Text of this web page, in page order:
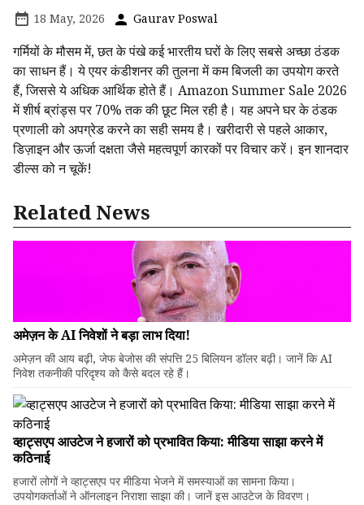
18 May, 2026 Gaurav Poswal
गर्मियों के मौसम में, छत के पंखे कई भारतीय घरों के लिए सबसे अच्छा ठंडक
का साधन हैं। ये एयर कंडीशनर की तुलना में कम बिजली का उपयोग करते
हैं, जिससे ये अधिक आर्थिक होते हैं। Amazon Summer Sale 2026
में शीर्ष ब्रांड्स पर 70% तक की छूट मिल रही है। यह अपने घर के ठंडक
प्रणाली को अपग्रेड करने का सही समय है। खरीदारी से पहले आकार,
डिज़ाइन और ऊर्जा दक्षता जैसे महत्वपूर्ण कारकों पर विचार करें। इन शानदार
डील्स को न चूकें!
Related News
अमेज़न के AI निवेशों ने बड़ा लाभ दिया!
अमेज़न की आय बढ़ी, जेफ बेजोस की संपत्ति 25 बिलियन डॉलर बढ़ी। जानें कि AI
निवेश तकनीकी परिदृश्य को कैसे बदल रहे हैं।
व्हाट्सएप आउटेज ने हजारों को प्रभावित किया: मीडिया साझा करने में
कठिनाई
हजारों लोगों ने व्हाट्सएप पर मीडिया भेजने में समस्याओं का सामना किया।
उपयोगकर्ताओं ने ऑनलाइन निराशा साझा की। जानें इस आउटेज के विवरण।